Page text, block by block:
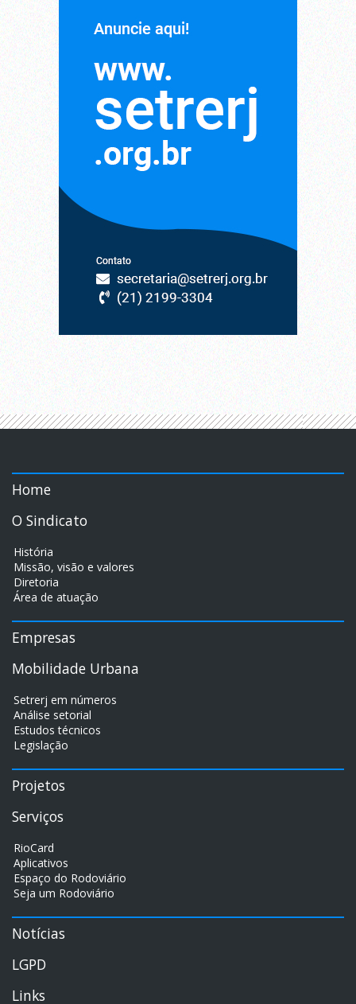
Home
O Sindicato
História
Missão, visão e valores
Diretoria
Área de atuação
Empresas
Mobilidade Urbana
Setrerj em números
Análise setorial
Estudos técnicos
Legislação
Projetos
Serviços
RioCard
Aplicativos
Espaço do Rodoviário
Seja um Rodoviário
Notícias
LGPD
Links